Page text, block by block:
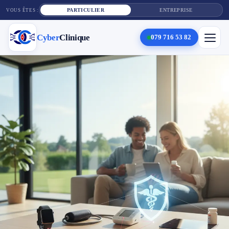
VOUS ÊTES : PARTICULIER ENTREPRISE
CyberClinique 079 716 53 82
Cyber
Services
Réparation téléphone
Tarifs
Blog
Contact